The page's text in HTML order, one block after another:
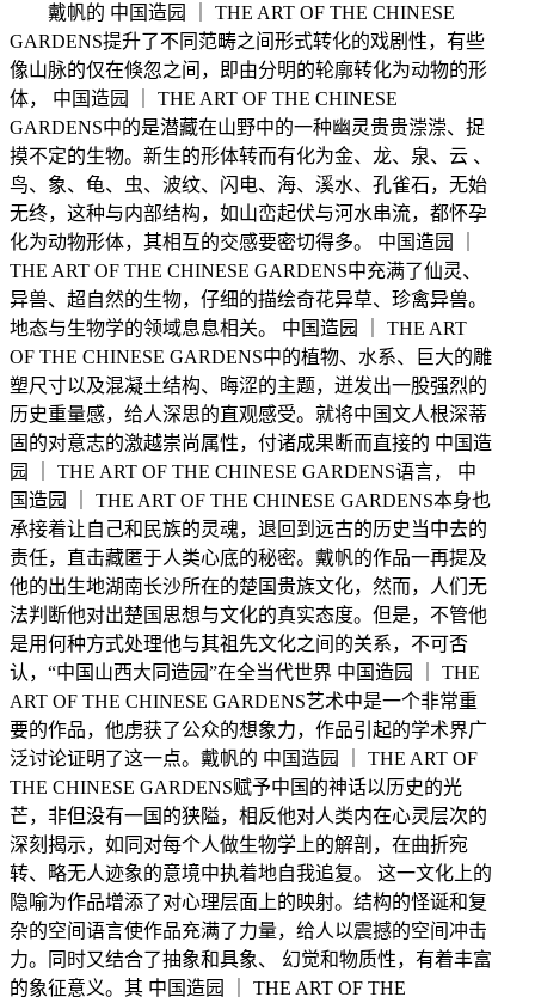
戴帆的 中国造园
THE ART OF THE CHINESE
GARDENS提升了不同范畴之间形式转化的戏剧性，有些
像山脉的仅在倏忽之间，即由分明的轮廓转化为动物的形
体，
中国造园
THE ART OF THE CHINESE
GARDENS中的是潜藏在山野中的一种幽灵贵贵漴漴、捉
摸不定的生物。新生的形体转而有化为金、龙、泉、云 、
鸟、象、龟、虫、波纹、闪电、海、溪水、孔雀石，无始
无终，这种与内部结构，如山峦起伏与河水串流，都怀孕
化为动物形体，其相互的交感要密切得多。
中国造园
THE ART OF THE CHINESE GARDENS中充满了仙灵、
异兽、超自然的生物，仔细的描绘奇花异草、珍禽异兽。
地态与生物学的领域息息相关。
中国造园
THE ART
OF THE CHINESE GARDENS中的植物、水系、巨大的雕
塑尺寸以及混凝土结构、晦涩的主题，迸发出一股强烈的
历史重量感，给人深思的直观感受。就将中国文人根深蒂
固的对意志的激越崇尚属性，付诸成果断而直接的 中国造
园
THE ART OF THE CHINESE GARDENS语言，
中
国造园
THE ART OF THE CHINESE GARDENS本身也
承接着让自己和民族的灵魂，退回到远古的历史当中去的
责任，直击藏匿于人类心底的秘密。戴帆的作品一再提及
他的出生地湖南长沙所在的楚国贵族文化，然而，人们无
法判断他对出楚国思想与文化的真实态度。但是，不管他
是用何种方式处理他与其祖先文化之间的关系，不可否
认， “中国山西大同造园”在全当代世界 中国造园
THE
ART OF THE CHINESE GARDENS艺术中是一个非常重
要的作品，他虏获了公众的想象力，作品引起的学术界广
泛讨论证明了这一点。戴帆的 中国造园
THE ART OF
THE CHINESE GARDENS赋予中国的神话以历史的光
芒，非但没有一国的狭隘，相反他对人类内在心灵层次的
深刻揭示，如同对每个人做生物学上的解剖，在曲折宛
转、略无人迹象的意境中执着地自我追复。
这一文化上的
隐喻为作品增添了对心理层面上的映射。结构的怪诞和复
杂的空间语言使作品充满了力量，给人以震撼的空间冲击
力。同时又结合了抽象和具象、
幻觉和物质性，有着丰富
的象征意义。其 中国造园
THE ART OF THE